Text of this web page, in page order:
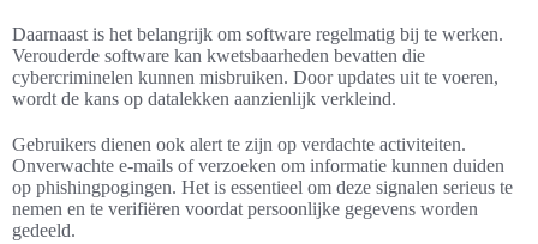
Daarnaast is het belangrijk om software regelmatig bij te werken.
Verouderde software kan kwetsbaarheden bevatten die
cybercriminelen kunnen misbruiken. Door updates uit te voeren,
wordt de kans op datalekken aanzienlijk verkleind.
Gebruikers dienen ook alert te zijn op verdachte activiteiten.
Onverwachte e-mails of verzoeken om informatie kunnen duiden
op phishingpogingen. Het is essentieel om deze signalen serieus te
nemen en te verifiëren voordat persoonlijke gegevens worden
gedeeld.